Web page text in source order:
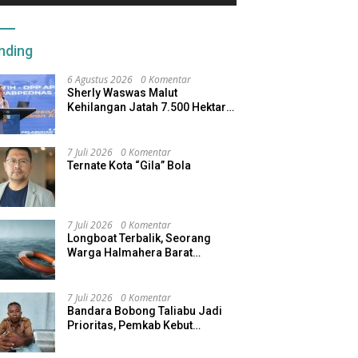
6 Agustus 2026 0 Komentar
Sherly Waswas Malut
Kehilangan Jatah 7.500 Hektare
7 Juli 2026 0 Komentar
Ternate Kota “Gila” Bola
7 Juli 2026 0 Komentar
Longboat Terbalik, Seorang
Warga Halmahera Barat
7 Juli 2026 0 Komentar
Bandara Bobong Taliabu Jadi
Prioritas, Pemkab Kebut